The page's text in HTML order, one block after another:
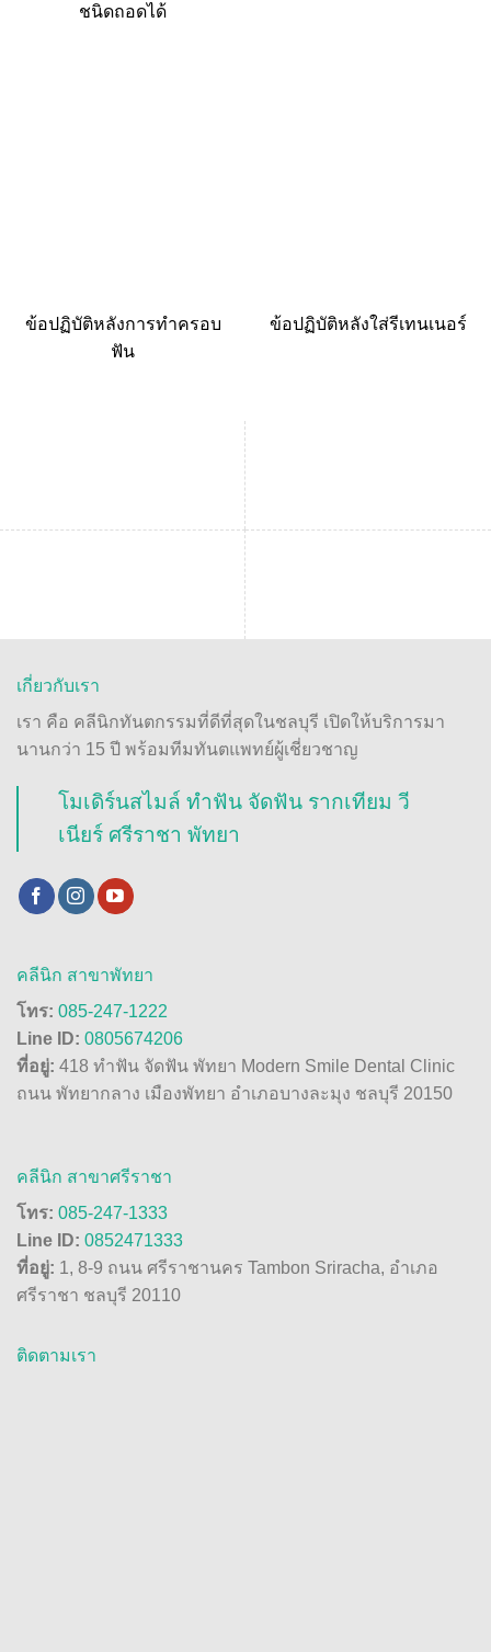
ชนิดถอดได้
ข้อปฏิบัติหลังการทำครอบ
ฟัน
ข้อปฏิบัติหลังใส่รีเทนเนอร์
เกี่ยวกับเรา
เรา คือ คลีนิกทันตกรรมที่ดีที่สุดในชลบุรี เปิดให้บริการมา
นานกว่า 15 ปี พร้อมทีมทันตแพทย์ผู้เชี่ยวชาญ
โมเดิร์นสไมล์ ทำฟัน จัดฟัน รากเทียม วี
เนียร์ ศรีราชา พัทยา
คลีนิก สาขาพัทยา
โทร: 085-247-1222
Line ID: 0805674206
ที่อยู่: 418 ทำฟัน จัดฟัน พัทยา Modern Smile Dental Clinic
ถนน พัทยากลาง เมืองพัทยา อำเภอบางละมุง ชลบุรี 20150
คลีนิก สาขาศรีราชา
โทร: 085-247-1333
Line ID: 0852471333
ที่อยู่: 1, 8-9 ถนน ศรีราชานคร Tambon Sriracha, อำเภอ
ศรีราชา ชลบุรี 20110
ติดตามเรา